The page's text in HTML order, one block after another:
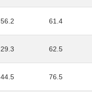
56.2 61.4
29.3 62.5
44.5 76.5